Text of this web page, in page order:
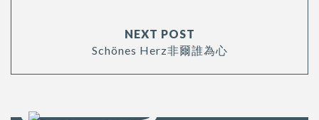
NEXT POST
Schönes Herz非爾誰為心